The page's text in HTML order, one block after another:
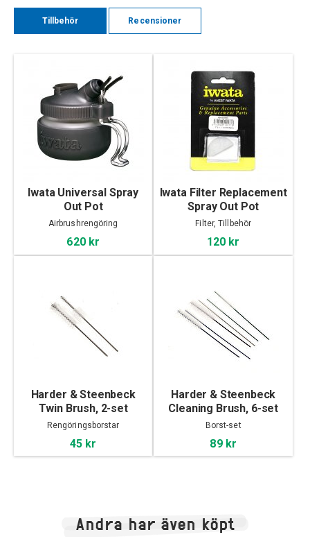
Tillbehör Recensioner
Iwata Universal Spray
Out Pot
Airbrushrengöring
620 kr
Iwata Filter Replacement
Spray Out Pot
Filter, Tillbehör
120 kr
Harder & Steenbeck
Twin Brush, 2-set
Rengöringsborstar
45 kr
Harder & Steenbeck
Cleaning Brush, 6-set
Borst-set
89 kr
Andra har även köpt